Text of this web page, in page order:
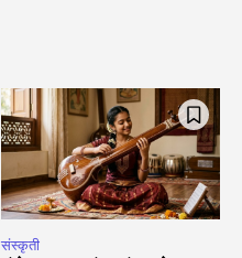
संस्कृती